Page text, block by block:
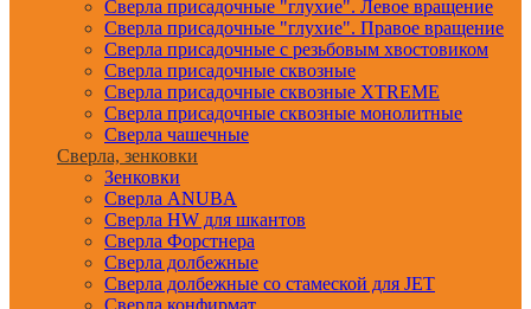
Сверла присадочные "глухие". Левое вращение
Сверла присадочные "глухие". Правое вращение
Сверла присадочные с резьбовым хвостовиком
Сверла присадочные сквозные
Сверла присадочные сквозные XTREME
Сверла присадочные сквозные монолитные
Сверла чашечные
Сверла, зенковки
Зенковки
Сверла ANUBA
Сверла HW для шкантов
Сверла Форстнера
Сверла долбежные
Сверла долбежные со стамеской для JET
Сверла конфирмат